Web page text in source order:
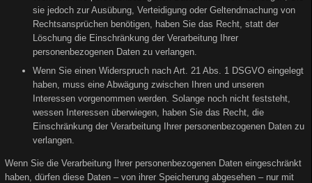
sie jedoch zur Ausübung, Verteidigung oder Geltendmachung von
Rechtsansprüchen benötigen, haben Sie das Recht, statt der
Löschung die Einschränkung der Verarbeitung Ihrer
personenbezogenen Daten zu verlangen.
Wenn Sie einen Widerspruch nach Art. 21 Abs. 1 DSGVO eingelegt
haben, muss eine Abwägung zwischen Ihren und unseren
Interessen vorgenommen werden. Solange noch nicht feststeht,
wessen Interessen überwiegen, haben Sie das Recht, die
Einschränkung der Verarbeitung Ihrer personenbezogenen Daten zu
verlangen.
Wenn Sie die Verarbeitung Ihrer personenbezogenen Daten eingeschränkt
haben, dürfen diese Daten – von ihrer Speicherung abgesehen – nur mit